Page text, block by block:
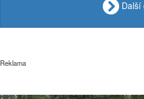
Další
Reklama